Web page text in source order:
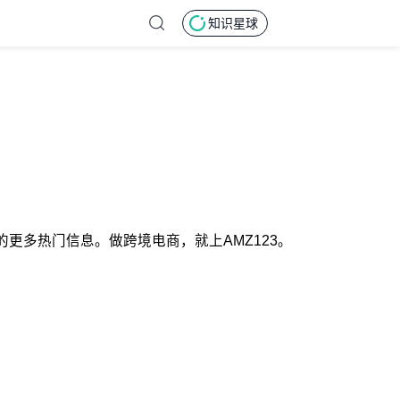
知识星球
多热门信息。做跨境电商，就上AMZ123。